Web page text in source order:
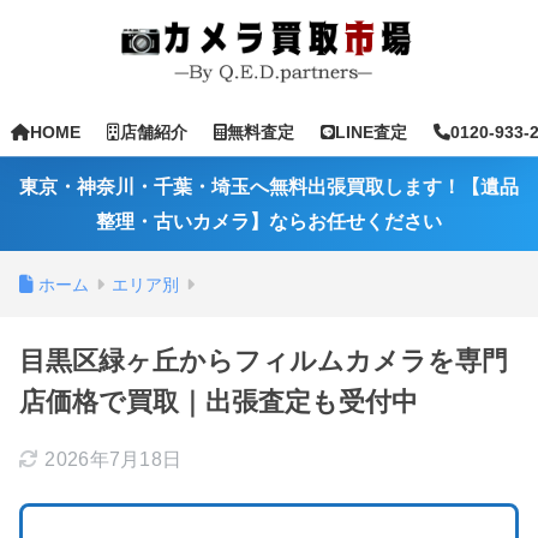
HOME 店舗紹介 無料査定 LINE査定 0120-933-
東京・神奈川・千葉・埼玉へ無料出張買取します！【遺品
整理・古いカメラ】ならお任せください
ホーム エリア別
目黒区緑ヶ丘からフィルムカメラを専門
店価格で買取｜出張査定も受付中
2026年7月18日